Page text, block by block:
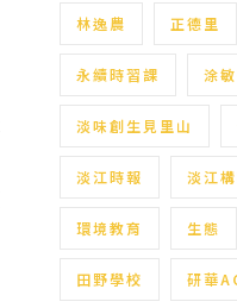
林逸農 正德里
永續時習課 涂
淡味創生見里山
淡江時報 淡江
環境教育 生態
田野學校 研華